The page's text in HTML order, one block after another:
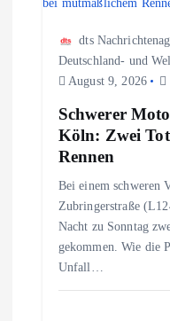
dts
Deutschland- und
August 9, 2026
Schwerer
Köln: Zwei
Rennen
Bei einem schweren
Zubringerstraße
Nacht zu Sonntag
gekommen. Wie die
Unfall…